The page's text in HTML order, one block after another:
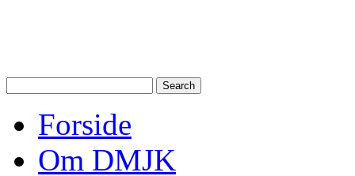
Forside
Om DMJK